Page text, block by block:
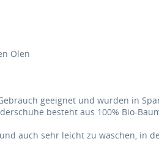
Ölen
geeignet und wurden in
besteht aus 100% Bio-
auch sehr leicht zu waschen, in